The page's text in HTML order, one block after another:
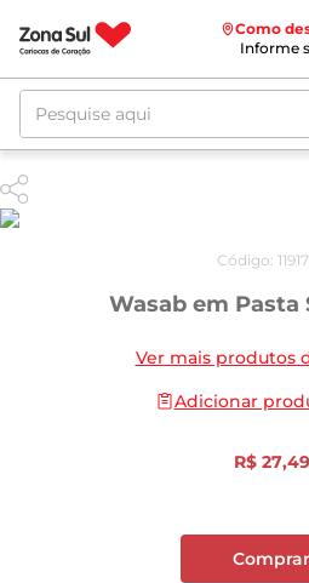
Como
Informe
Pesquise aqui
Código:
Wasab em Pasta
Ver mais produtos
Adicionar
R$ 27,49
Comprar